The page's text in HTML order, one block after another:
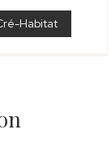
Habitat